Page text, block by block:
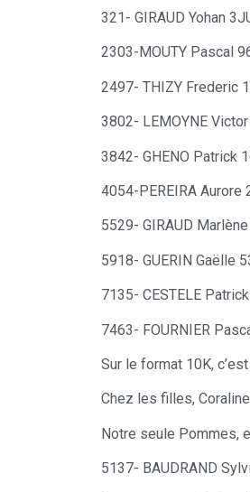
321- GIRAUD Yohan
2303-MOUTY Pascal
2497- THIZY Frederic
3802- LEMOYNE
3842- GHENO Patrick
4054-PEREIRA Aurore
5529- GIRAUD
5918- GUERIN Gaëlle
7135- CESTELE
7463- FOURNIER
Sur le format 10K,
Chez les filles,
Notre seule Pommes,
5137- BAUDRAND